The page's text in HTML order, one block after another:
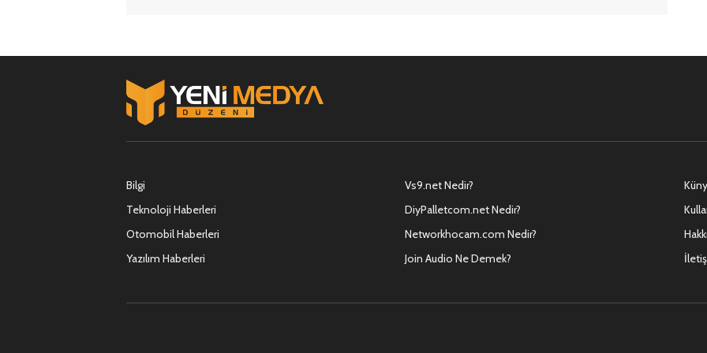
Bilgi
Teknoloji Haberleri
Otomobil Haberleri
Yazılım Haberleri
Vs9.net Nedir?
DiyPalletcom.net Nedir?
Networkhocam.com Nedir?
Join Audio Ne Demek?